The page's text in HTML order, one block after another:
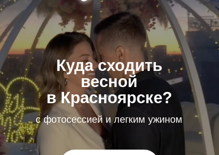
Куда сходить
весной
в Красноярске?
с фотосессией и легким ужином